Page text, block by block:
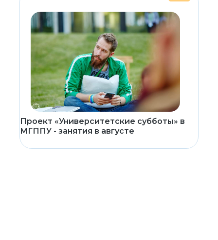
Проект «Университетские субботы» в
МГППУ - занятия в августе